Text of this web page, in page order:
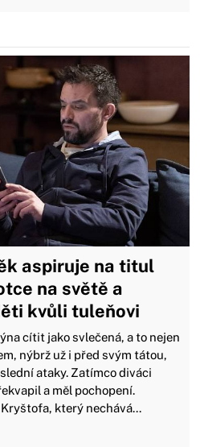
aspiruje na titul
na světě a
kvůli tuleňovi
cítit jako svlečená, a to nejen
nýbrž už i před svým tátou,
ataky. Zatímco diváci
a měl pochopení.
který nechává...